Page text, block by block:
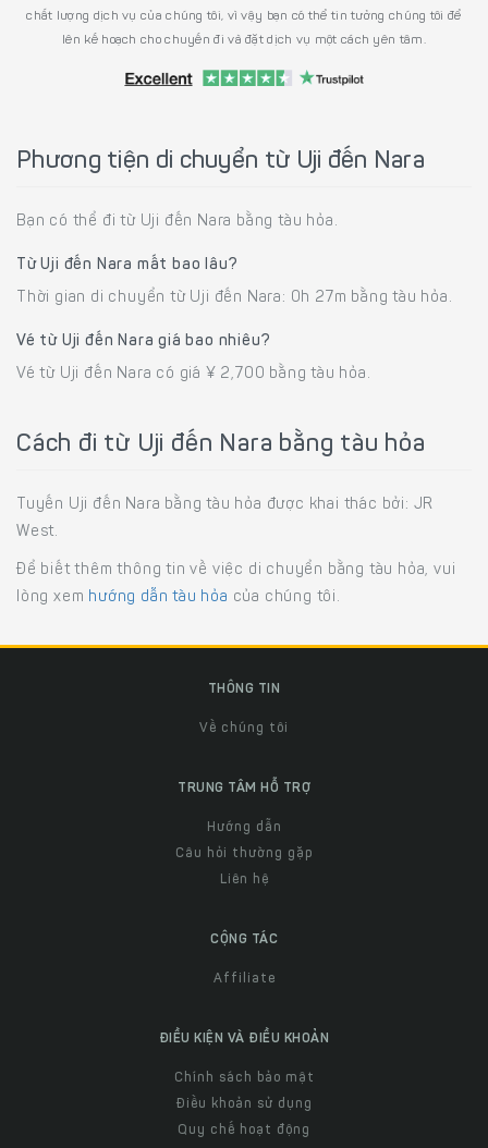
chất lượng dịch vụ của chúng tôi, vì vậy bạn có thể tin tưởng chúng tôi để
lên kế hoạch cho chuyến đi và đặt dịch vụ một cách yên tâm.
Phương tiện di chuyển từ Uji đến Nara
Bạn có thể đi từ Uji đến Nara bằng tàu hỏa.
Từ Uji đến Nara mất bao lâu?
Thời gian di chuyển từ Uji đến Nara: 0h 27m bằng tàu hỏa.
Vé từ Uji đến Nara giá bao nhiêu?
Vé từ Uji đến Nara có giá ¥ 2,700 bằng tàu hỏa.
Cách đi từ Uji đến Nara bằng tàu hỏa
Tuyến Uji đến Nara bằng tàu hỏa được khai thác bởi: JR
West.
Để biết thêm thông tin về việc di chuyển bằng tàu hỏa, vui
lòng xem hướng dẫn tàu hỏa của chúng tôi.
THÔNG TIN
Về chúng tôi
TRUNG TÂM HỖ TRỢ
Hướng dẫn
Câu hỏi thường gặp
Liên hệ
CỘNG TÁC
Affiliate
ĐIỀU KIỆN VÀ ĐIỀU KHOẢN
Chính sách bảo mật
Điều khoản sử dụng
Quy chế hoạt động